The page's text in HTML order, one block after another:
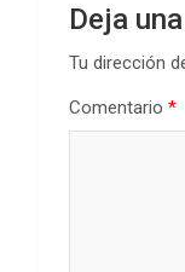
Deja
Tu dirección
Comentario *